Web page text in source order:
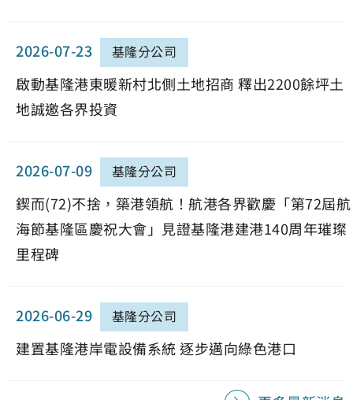
2026-07-23 基隆分公司
啟動基隆港東暖新村北側土地招商 釋出2200餘坪土
地誠邀各界投資
2026-07-09 基隆分公司
鍥而(72)不捨，築港領航！航港各界歡慶「第72屆航
海節基隆區慶祝大會」見證基隆港建港140周年璀璨
里程碑
2026-06-29 基隆分公司
建置基隆港岸電設備系統 逐步邁向綠色港口